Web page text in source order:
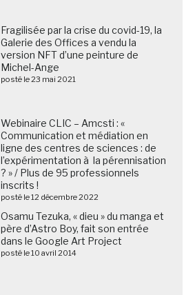
Fragilisée par la crise du covid-19, la
Galerie des Offices a vendu la
version NFT d’une peinture de
Michel-Ange
posté le 23 mai 2021
Webinaire CLIC – Amcsti : «
Communication et médiation en
ligne des centres de sciences : de
l’expérimentation à la pérennisation
? » / Plus de 95 professionnels
inscrits !
posté le 12 décembre 2022
Osamu Tezuka, « dieu » du manga et
père d’Astro Boy, fait son entrée
dans le Google Art Project
posté le 10 avril 2014